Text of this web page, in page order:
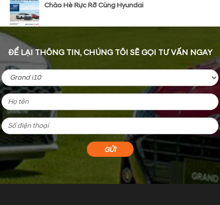
Chào Hè Rực Rỡ Cùng Hyundai
ĐỂ LẠI THÔNG TIN, CHÚNG TÔI SẼ GỌI TƯ VẤN NGAY